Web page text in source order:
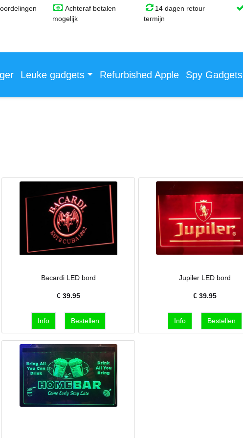
Achteraf betalen
mogelijk
14 dagen retour
termijn
Leuke gadgets Refurbished Apple Spy Gadgets
Bacardi LED bord
€ 39.95
Jupiler LED bord
€39.95